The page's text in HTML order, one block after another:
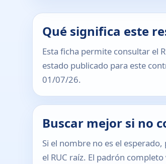
Qué significa este
Esta ficha permite consultar el
estado publicado para este
01/07/26.
Buscar mejor si no
Si el nombre no es el
el RUC raíz. El padrón